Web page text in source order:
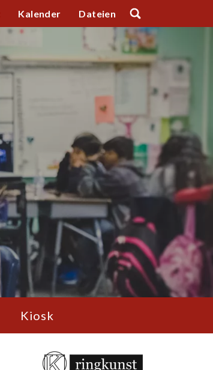
Kalender Dateien
Kiosk